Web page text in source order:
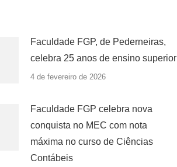
Faculdade FGP, de Pederneiras,
celebra 25 anos de ensino superior
4 de fevereiro de 2026
Faculdade FGP celebra nova
conquista no MEC com nota
máxima no curso de Ciências
Contábeis